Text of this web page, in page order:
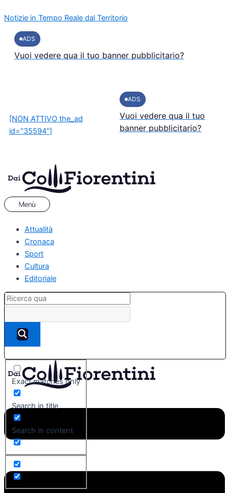
al
contenuto
Notizie in Tempo Reale dal Territorio
ADS
Vuoi vedere qua il tuo banner pubblicitario?
[NON ATTIVO the_ad
id="35594"]
ADS
Vuoi vedere qua il tuo
banner pubblicitario?
Attualità
Cronaca
Sport
Cultura
Editoriale
Exact matches only
Search in title
Search in content